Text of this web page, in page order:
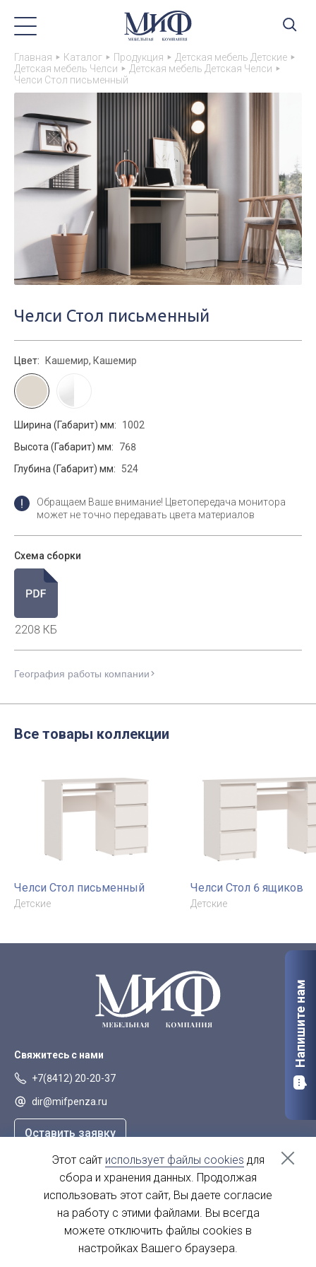
Главная Каталог Продукция
Детская мебель Детские
Детская мебель Челси
Детская мебель Детская Челси
Челси Стол письменный
Челси Стол письменный
Цвет: Кашемир, Кашемир
Ширина (Габарит) мм:
1002
Высота (Габарит) мм:
768
Глубина (Габарит) мм:
524
Обращаем Ваше внимание! Цветопередача монитора
может не точно передавать цвета материалов
Схема сборки
2208 КБ
География работы компании
Все товары коллекции
Челси Стол письменный
Детские
Челси Стол 6 ящиков
Детские
Свяжитесь с нами
+7(8412) 20-20-37
dir@mifpenza.ru
Оставить заявку
г. Пенза, ул. Аустрина, 139а
пн-пт - с 9.00-18.00
сб, вс - выходной
Напишите нам
Этот сайт использует файлы cookies для
сбора и хранения данных. Продолжая
использовать этот сайт, Вы даете согласие
на работу с этими файлами. Вы всегда
можете отключить файлы cookies в
настройках Вашего браузера.